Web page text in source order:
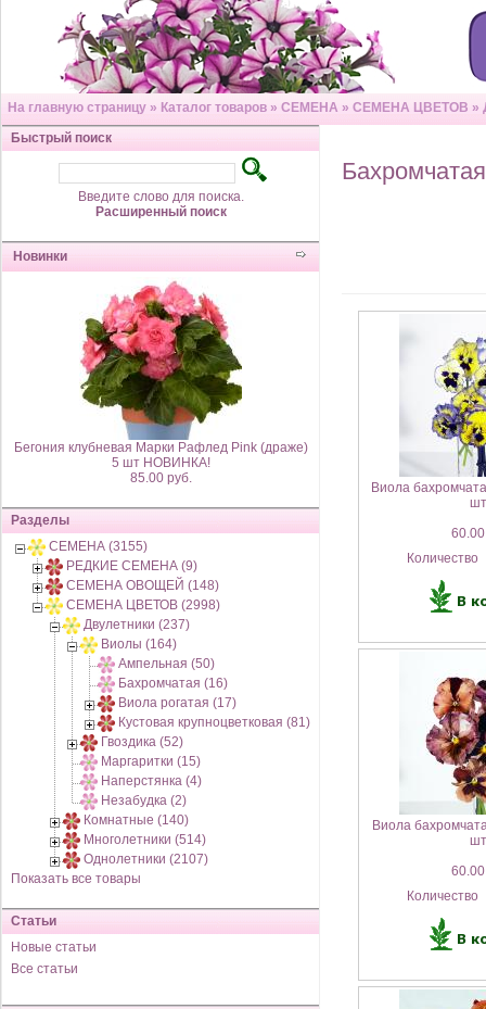
На главную страницу » Каталог товаров » СЕМЕНА » СЕМЕНА ЦВЕТОВ »
Быстрый поиск
Введите слово для поиска.
Расширенный поиск
Новинки
Бегония клубневая Марки Рафлед Pink (драже)
5 шт НОВИНКА!
85.00 руб.
Разделы
СЕМЕНА (3155)
РЕДКИЕ СЕМЕНА (9)
СЕМЕНА ОВОЩЕЙ (148)
СЕМЕНА ЦВЕТОВ (2998)
Двулетники (237)
Виолы (164)
Ампельная (50)
Бахромчатая (16)
Виола рогатая (17)
Кустовая крупноцветковая (81)
Гвоздика (52)
Маргаритки (15)
Наперстянка (4)
Незабудка (2)
Комнатные (140)
Многолетники (514)
Однолетники (2107)
Показать все товары
Статьи
Новые статьи
Все статьи
Бахромчатая
Виола
шт
Количество
Виола
шт
Количество